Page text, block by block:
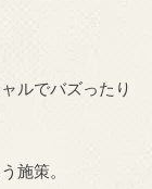
ルでバズったり
施策。